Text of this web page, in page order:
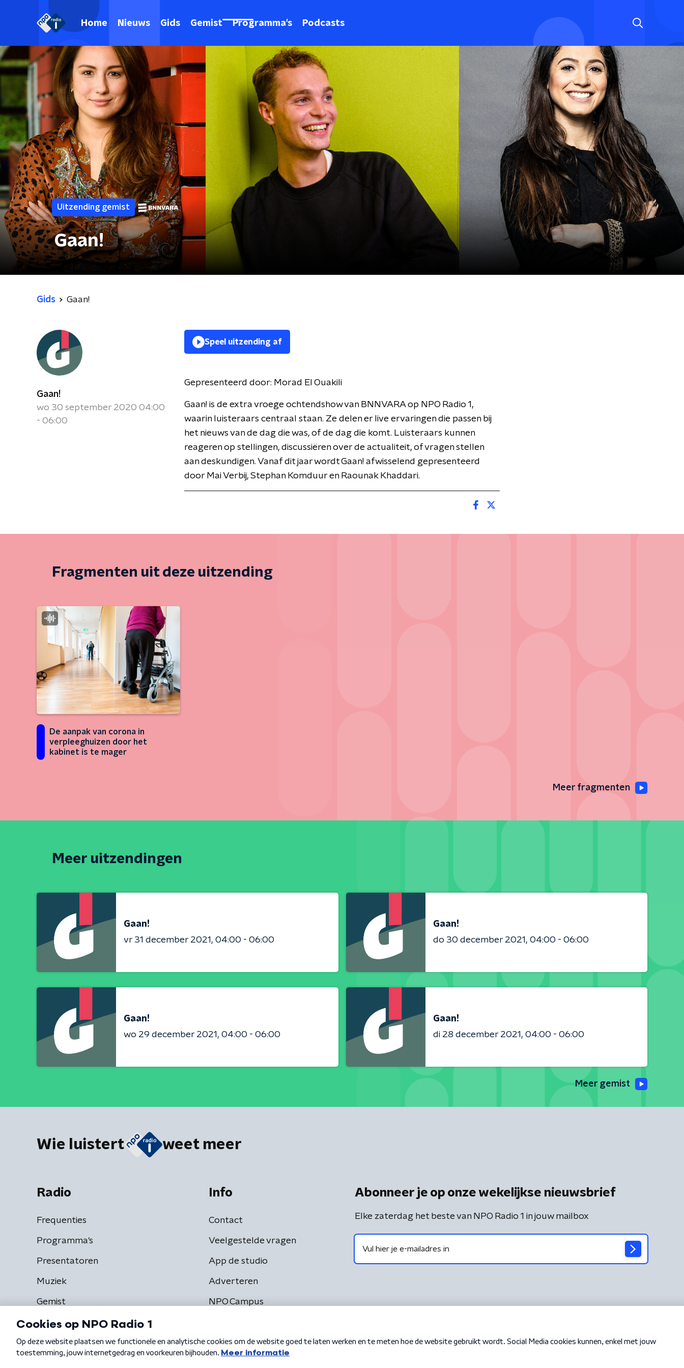
Home Nieuws Gids Gemist Programma's Podcasts
Uitzending gemist
Gaan!
Gids Gaan!
Gaan!
wo 30 september 2020 04:00
- 06:00
Speel uitzending af
Gepresenteerd door: Morad El Ouakili
Gaan! is de extra vroege ochtendshow van BNNVARA op NPO Radio 1,
waarin luisteraars centraal staan. Ze delen er live ervaringen die passen bij
het nieuws van de dag die was, of de dag die komt. Luisteraars kunnen
reageren op stellingen, discussiëren over de actualiteit, of vragen stellen
aan deskundigen. Vanaf dit jaar wordt Gaan! afwisselend gepresenteerd
door Mai Verbij, Stephan Komduur en Raounak Khaddari.
Fragmenten uit deze uitzending
De aanpak van corona in
verpleeghuizen door het
kabinet is te mager
Meer fragmenten
Meer uitzendingen
Gaan!
vr 31 december 2021
04:00 - 06:00
Gaan!
do 30 december 2021
04:00 - 06:00
Gaan!
wo 29 december 2021
04:00 - 06:00
Gaan!
di 28 december 2021
04:00 - 06:00
Meer gemist
Wie luistert weet meer
Radio
Frequenties
Programma's
Presentatoren
Muziek
Gemist
Info
Contact
Veelgestelde vragen
App de studio
Adverteren
NPO Campus
Abonneer je op onze wekelijkse nieuwsbrief
Elke zaterdag het beste van NPO Radio 1 in jouw mailbox
Algemene voorwaarden Privacybeleid